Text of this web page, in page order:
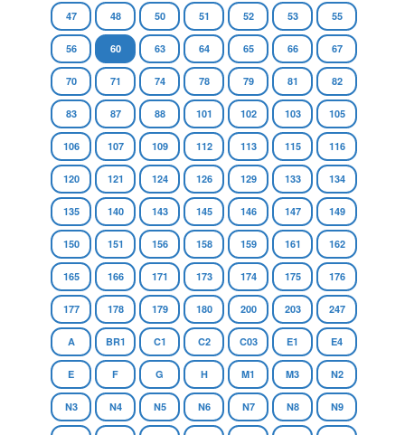
47 48 50 51 52 53 55
56 60 63 64 65 66 67
70 71 74 78 79 81 82
83 87 88 101 102 103 105
106 107 109 112 113 115 116
120 121 124 126 129 133 134
135 140 143 145 146 147 149
150 151 156 158 159 161 162
165 166 171 173 174 175 176
177 178 179 180 200 203 247
A BR1 C1 C2 C03 E1 E4
E F G H M1 M3 N2
N3 N4 N5 N6 N7 N8 N9